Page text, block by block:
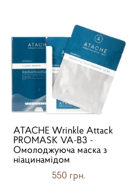
ATACHE Wrinkle Attack
PROMASK VA-B3 -
Омолоджуюча маска з
ніацинамідом
550 грн.